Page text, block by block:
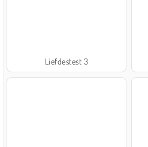
Liefdestest 3